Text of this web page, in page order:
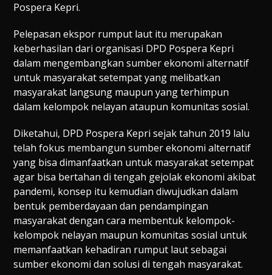
Pospera Kepri.
Pelepasan ekspor rumput laut itu merupakan
keberhasilan dari organisasi DPD Pospera Kepri
dalam mengembangkan sumber ekonomi alternatif
untuk masyarakat setempat yang melibatkan
masyarakat langsung maupun yang terhimpun
dalam kelompok nelayan ataupun komunitas sosial.
Diketahui, DPD Pospera Kepri sejak tahun 2019 lalu
telah fokus membangun sumber ekonomi alternatif
yang bisa dimanfaatkan untuk masyarakat setempat
agar bisa bertahan di tengah gejolak ekonomi akibat
pandemi, konsep itu kemudian diwujudkan dalam
bentuk pemberdayaan dan pendampingan
masyarakat dengan cara membentuk kelompok-
kelompok nelayan maupun komunitas sosial untuk
memanfaatkan kehadiran rumput laut sebagai
sumber ekonomi dan solusi di tengah masyarakat.